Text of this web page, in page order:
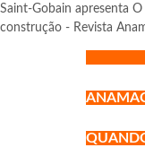
Saint-Gobain apresenta
construção - Revista